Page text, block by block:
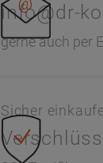
info@dr-
gerne auch per
Sicher